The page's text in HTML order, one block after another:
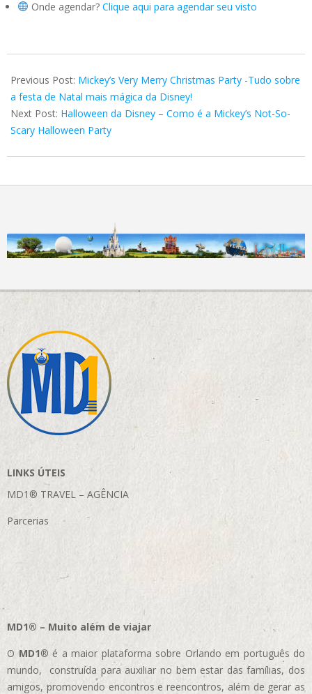
Onde agendar? Clique aqui para agendar seu visto
07-
13
Previous Post: Mickey’s Very Merry Christmas Party -Tudo sobre
a festa de Natal mais mágica da Disney!
Next Post: Halloween da Disney – Como é a Mickey’s Not-So-
Scary Halloween Party
LINKS ÚTEIS
MD1® TRAVEL – AGÊNCIA
Parcerias
MD1® – Muito além de viajar
O MD1® é a maior plataforma sobre Orlando em português do
mundo, construída para auxiliar no bem estar das famílias, dos
amigos, promovendo encontros e reencontros, além de gerar as